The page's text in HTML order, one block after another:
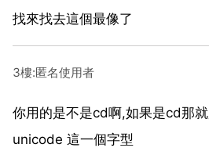
找來找去這個最像了
3樓:匿名使用者
你用的是不是cd啊,如果是cd那
unicode 這一個字型